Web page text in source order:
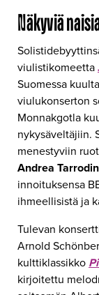
Näkyviä
viulistikomeetta
Suomessa
viulukonserton
Monnakgotla
nykysäveltäjiin.
menestyviin
Andrea Tarrodin
innoituksensa
ihmeellisistä ja
Tulevan
Arnold
kulttiklassikko
kirjoitettu